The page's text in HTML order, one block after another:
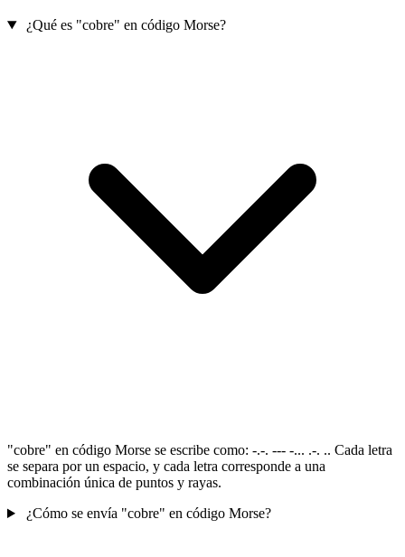
¿Qué es "cobre" en código Morse?
"cobre" en código Morse se escribe como: -.-. --- -... .-. .. Cada letra
se separa por un espacio, y cada letra corresponde a una
combinación única de puntos y rayas.
¿Cómo se envía "cobre" en código Morse?